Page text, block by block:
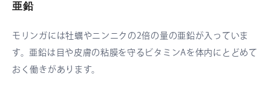
亜鉛
モリンガには牡蠣やニンニクの2倍の量の亜鉛が入っていま
す。亜鉛は目や皮膚の粘膜を守るビタミンAを体内にとどめて
おく働きがあります。